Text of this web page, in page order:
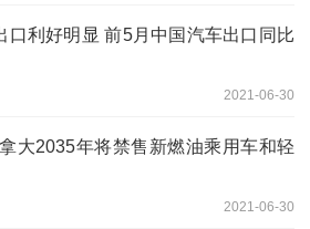
口利好明显 前5月中国汽车出口同比
2021-06-30
大2035年将禁售新燃油乘用车和轻
2021-06-30